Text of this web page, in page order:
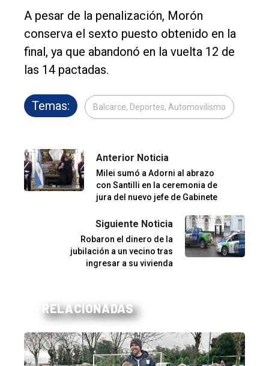
A pesar de la penalización, Morón
conserva el sexto puesto obtenido en la
final, ya que abandonó en la vuelta 12 de
las 14 pactadas.
Temas: Balcarce, Deportes, Automovilismo
Anterior Noticia
Milei sumó a Adorni al abrazo
con Santilli en la ceremonia de
jura del nuevo jefe de Gabinete
Siguiente Noticia
Robaron el dinero de la
jubilación a un vecino tras
ingresar a su vivienda
RELACIONADAS